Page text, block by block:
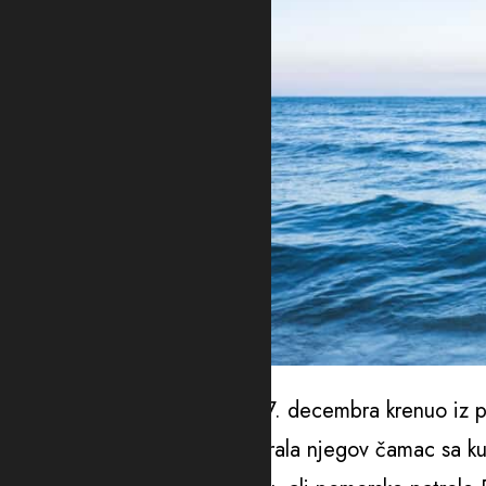
Kako je navedeno, Kastro je 7. decembra krenuo
deset dana kasnije, oluja otjerala njegov čamac sa